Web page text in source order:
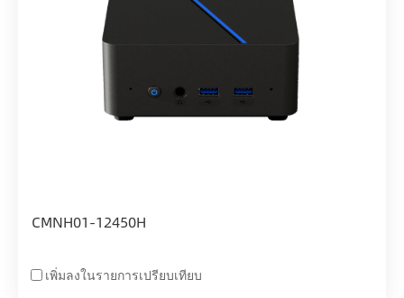
CMNH01-12450H
เพิ่มลงในรายการเปรียบเทียบ